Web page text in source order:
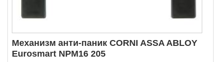
Механизм анти-паник CORNI ASSA ABLOY
Eurosmart NPM16 205